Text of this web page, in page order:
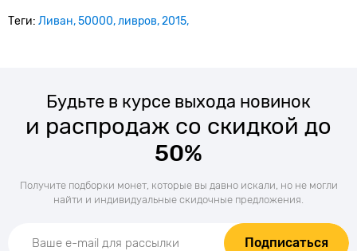
Теги: Ливан 50000 ливров 2015
Будьте в курсе выхода новинок
и распродаж со скидкой до
50%
Получите подборки монет, которые вы давно искали, но не могли
найти и индивидуальные скидочные предложения.
Подписаться